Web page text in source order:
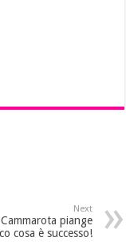
Next
piange
cosa è successo!